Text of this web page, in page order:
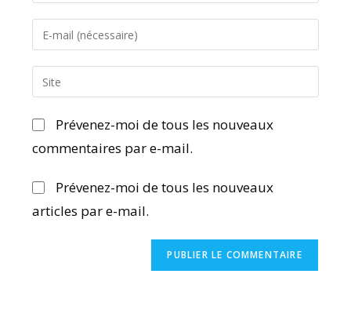
Prévenez-moi de tous les nouveaux
commentaires par e-mail.
Prévenez-moi de tous les nouveaux
articles par e-mail.